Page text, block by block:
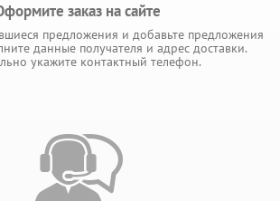
заказ на сайте
предложения и добавьте предложения
данные получателя и адрес доставки.
укажите контактный телефон.